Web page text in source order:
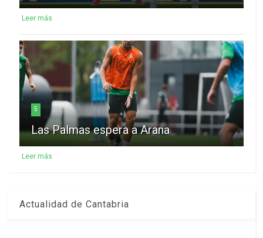
Leer más
5
Las Palmas espera a Arana
Leer más
Actualidad de Cantabria